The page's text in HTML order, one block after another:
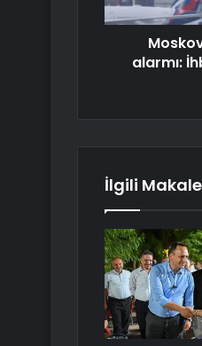
alarmı:
İlgili